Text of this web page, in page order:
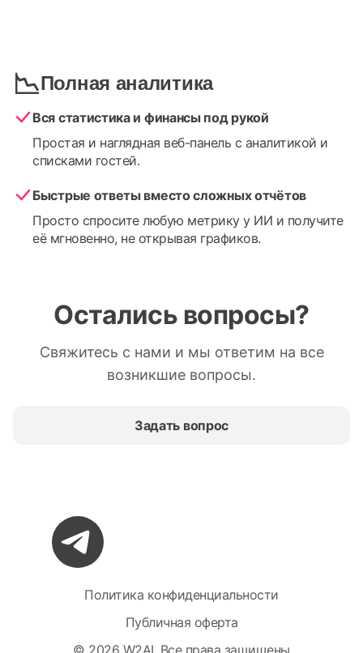
📉Полная аналитика
Вся статистика и финансы под рукой
Простая и наглядная веб-панель с аналитикой и
списками гостей.
Быстрые ответы вместо сложных отчётов
Просто спросите любую метрику у ИИ и получите
её мгновенно, не открывая графиков.
Остались вопросы?
Свяжитесь с нами и мы ответим на все
возникшие вопросы.
Задать вопрос
Политика конфиденциальности
Публичная оферта
© 2026 W2AI. Все права защищены